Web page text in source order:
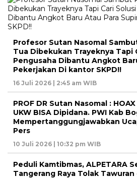
Profesor Sutan Nasomal
Tua Dibekukan Trayeknya Tapi
Pengusaha Dibantu Angkot
Pekerjakan Di kantor SKPD!!
16 Juli 2026 | 2:45 am WIB
PROF DR Sutan Nasomal :
UKW BISA Dipidana. PWI Kab
Mempertanggungjawabkan
Pers
10 Juli 2026 | 10:32 pm WIB
Peduli Kamtibmas, ALPETARA
Tangerang Raya Tolak